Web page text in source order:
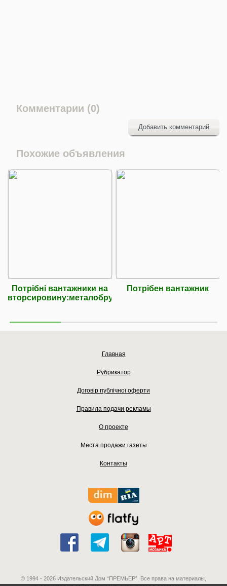
Комментарии (0)
Добавить комментарий
Похожие объявления
Потрібні вантажники на
вторсировину:металобрухт,макулатура,
Потрібен вантажник
Главная
Рубрикатор
Договір публічної оферти
Правила подачи рекламы
О проекте
Места продажи газеты
Контакты
© 1994 - 2026 Издательский Дом “ПРЕМЬЕР”. Все права на материалы,